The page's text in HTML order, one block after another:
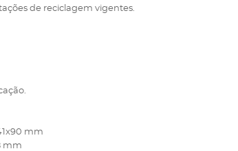
de reciclagem vigentes.
mm
mm